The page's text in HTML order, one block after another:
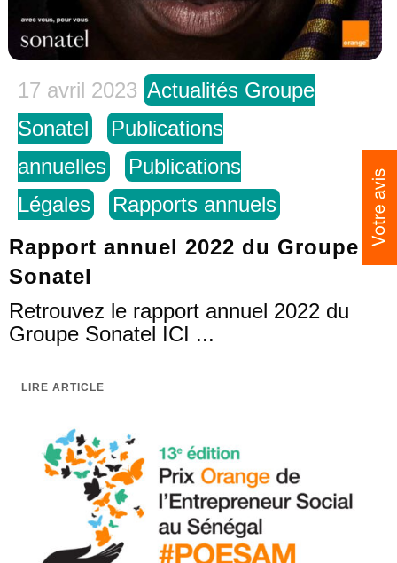
17 avril 2023 Actualités Groupe
Sonatel
Publications
annuelles
Publications
Légales
Rapports annuels
Rapport annuel 2022 du Groupe
Sonatel
Retrouvez le rapport annuel 2022 du
Groupe Sonatel ICI ...
LIRE ARTICLE